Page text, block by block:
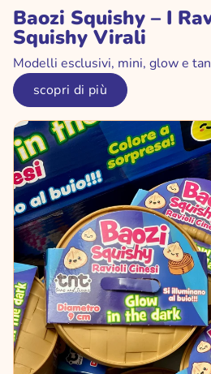
Baozi Squishy – I
Squishy Virali
Modelli esclusivi, mini, glow e
scopri di più